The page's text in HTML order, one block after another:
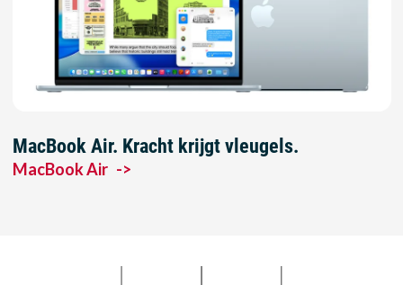
MacBook Air. Kracht krijgt vleugels.
MacBook Air ->